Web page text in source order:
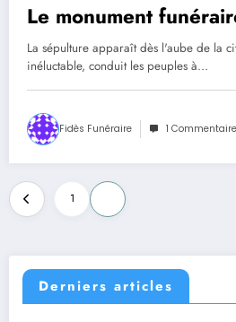
Le monument
La sépulture apparaît dès l'aube de la
inéluctable, conduit les peuples à…
Fidès Funéraire 1
Pagination
des
publications
1
Derniers articles